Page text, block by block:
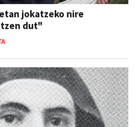
jokatzeko nire
dut"